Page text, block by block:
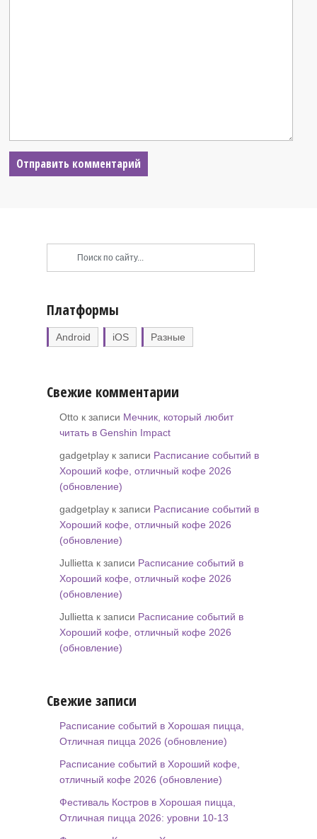
Платформы
Android iOS Разные
Свежие комментарии
Otto к записи Мечник, который любит
читать в Genshin Impact
gadgetplay к записи Расписание событий в
Хороший кофе, отличный кофе 2026
(обновление)
gadgetplay к записи Расписание событий в
Хороший кофе, отличный кофе 2026
(обновление)
Jullietta к записи Расписание событий в
Хороший кофе, отличный кофе 2026
(обновление)
Jullietta к записи Расписание событий в
Хороший кофе, отличный кофе 2026
(обновление)
Свежие записи
Расписание событий в Хорошая пицца,
Отличная пицца 2026 (обновление)
Расписание событий в Хороший кофе,
отличный кофе 2026 (обновление)
Фестиваль Костров в Хорошая пицца,
Отличная пицца 2026: уровни 10-13